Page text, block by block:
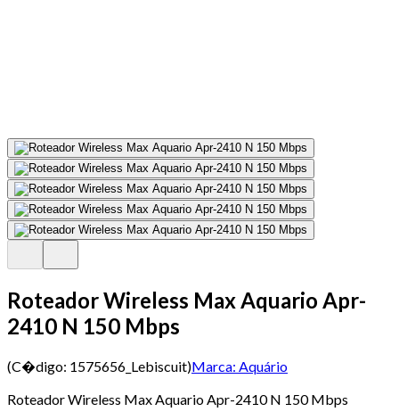
Roteador Wireless Max Aquario Apr-
2410 N 150 Mbps
(C�digo: 1575656_Lebiscuit)Marca: Aquário
Roteador Wireless Max Aquario Apr-2410 N 150 Mbps